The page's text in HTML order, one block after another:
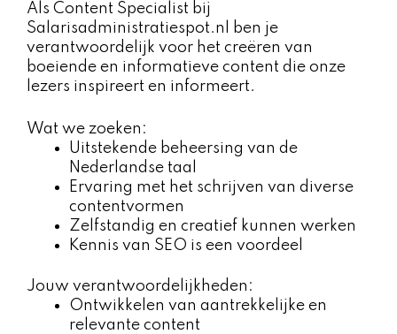
Als Content Specialist bij
Salarisadministratiespot.nl ben je
verantwoordelijk voor het creëren van
boeiende en informatieve content die onze
lezers inspireert en informeert.
Wat we zoeken:
Uitstekende beheersing van de
Nederlandse taal
Ervaring met het schrijven van diverse
contentvormen
Zelfstandig en creatief kunnen werken
Kennis van SEO is een voordeel
Jouw verantwoordelijkheden:
Ontwikkelen van aantrekkelijke en
relevante content